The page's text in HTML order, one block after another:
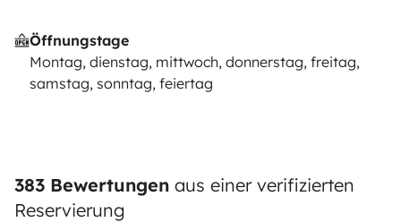
Öffnungstage
Montag, dienstag, mittwoch, donnerstag, freitag,
samstag, sonntag, feiertag
383 Bewertungen aus einer verifizierten
Reservierung